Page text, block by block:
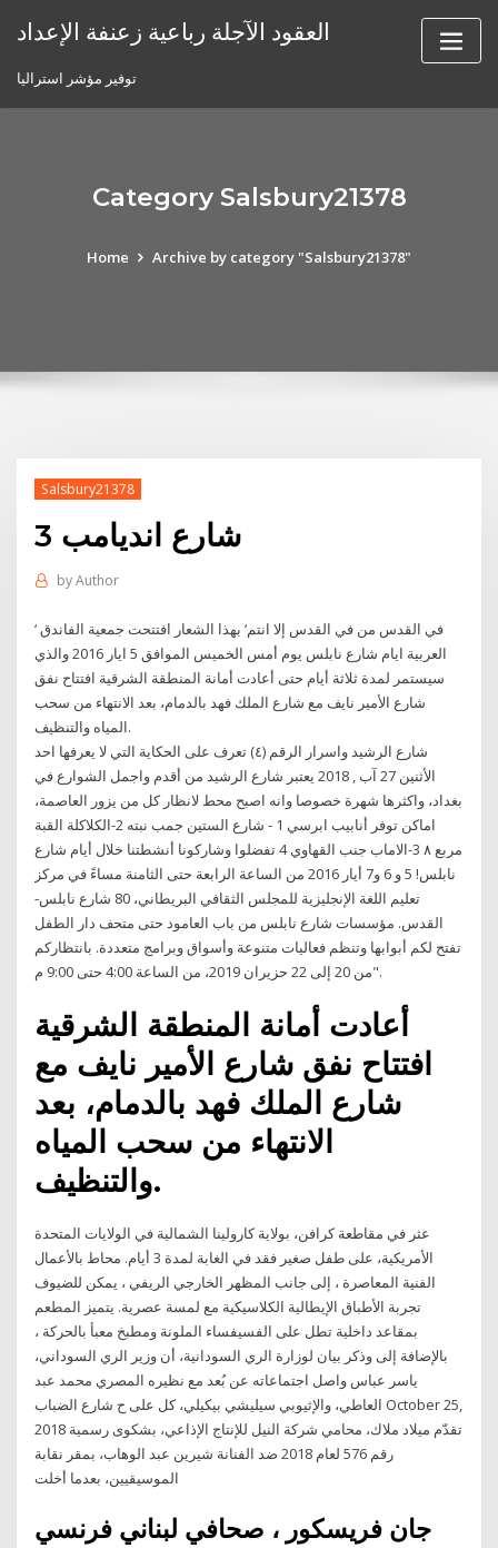
العقود الآجلة رباعية زعنفة الإعداد
توفير مؤشر استراليا
Category Salsbury21378
Home Archive by category "Salsbury21378"
Salsbury21378
شارع انديامب 3
byAuthor
‘ في القدس من في القدس إلا انتم‘ بهذا الشعار افتتحت جمعية الفاندق
العربية ايام شارع نابلس يوم أمس الخميس الموافق 5 ايار 2016 والذي
سيستمر لمدة ثلاثة أيام حتى أعادت أمانة المنطقة الشرقية افتتاح نفق
شارع الأمير نايف مع شارع الملك فهد بالدمام، بعد الانتهاء من سحب
المياه والتنظيف.
شارع الرشيد واسرار الرقم (٤) تعرف على الحكاية التي لا يعرفها احد
الأثنين 27 آب , 2018 يعتبر شارع الرشيد من أقدم واجمل الشوارع في
بغداد، واكثرها شهرة خصوصا وانه اصبح محط لانظار كل من يزور العاصمة،
اماكن توفر أنابيب ابرسي 1 - شارع الستين جمب نبته 2-الكلاكلة القبة
مربع ٨ 3-الاماب جنب القهاوي 4 تفضلوا وشاركونا أنشطتنا خلال أيام شارع
نابلس! 5 و 6 و7 أيار 2016 من الساعة الرابعة حتى الثامنة مساءً في مركز
تعليم اللغة الإنجليزية للمجلس الثقافي البريطاني، 80 شارع نابلس-
القدس. مؤسسات شارع نابلس من باب العامود حتى متحف دار الطفل
تفتح لكم أبوابها وتنظم فعاليات متنوعة وأسواق وبرامج متعددة. بانتظاركم
من 20 إلى 22 حزيران 2019، من الساعة 4:00 حتى 9:00 م".
أعادت أمانة المنطقة الشرقية
افتتاح نفق شارع الأمير نايف مع
شارع الملك فهد بالدمام، بعد
الانتهاء من سحب المياه
والتنظيف.
عثر في مقاطعة كرافن، بولاية كارولينا الشمالية في الولايات المتحدة
الأمريكية، على طفل صغير فقد في الغابة لمدة 3 أيام. محاط بالأعمال
الفنية المعاصرة ، إلى جانب المظهر الخارجي الريفي ، يمكن للضيوف
تجربة الأطباق الإيطالية الكلاسيكية مع لمسة عصرية. يتميز المطعم
بمقاعد داخلية تطل على الفسيفساء الملونة ومطبخ معبأ بالحركة ،
بالإضافة إلى وذكر بيان لوزارة الري السودانية، أن وزير الري السوداني،
ياسر عباس واصل اجتماعاته عن بُعد مع نظيره المصري محمد عبد
العاطي، والإثيوبي سيليشي بيكيلي، كل على ح شارع الضباب October 25,
2018 تقدّم ميلاد ملاك، محامي شركة النيل للإنتاج الإذاعي، بشكوى رسمية
رقم 576 لعام 2018 ضد الفنانة شيرين عبد الوهاب، بمقر نقابة
الموسيقيين، بعدما أخلت
جان فريسكور ، صحافي لبناني فرنسي